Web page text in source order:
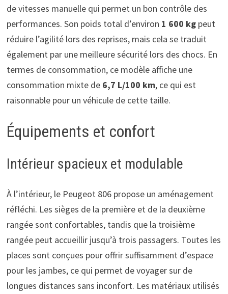
de vitesses manuelle qui permet un bon contrôle des
performances. Son poids total d’environ 1 600 kgpeut
réduire l’agilité lors des reprises, mais cela se traduit
également par une meilleure sécurité lors des chocs. En
termes de consommation, ce modèle affiche une
consommation mixte de 6,7 L/100 km, ce qui est
raisonnable pour un véhicule de cette taille.
Équipements et confort
Intérieur spacieux et modulable
À l’intérieur, le Peugeot 806 propose un aménagement
réfléchi. Les sièges de la première et de la deuxième
rangée sont confortables, tandis que la troisième
rangée peut accueillir jusqu’à trois passagers. Toutes les
places sont conçues pour offrir suffisamment d’espace
pour les jambes, ce qui permet de voyager sur de
longues distances sans inconfort. Les matériaux utilisés